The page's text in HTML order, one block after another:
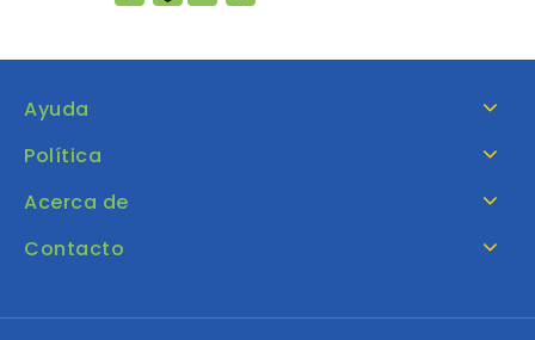
Ayuda
Política
Acerca de
Contacto